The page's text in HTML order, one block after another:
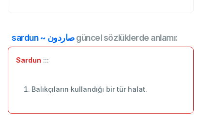
sardun ~ صاردونgüncel sözlüklerde anlamı:
Sardun :::
Balıkçıların kullandığı bir tür halat.